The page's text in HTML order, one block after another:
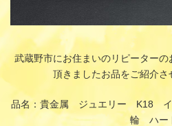
武蔵野市にお住まいのリピーター
頂きましたお品をご紹介さ
品名：貴金属 ジュエリー K18
輪 ハー